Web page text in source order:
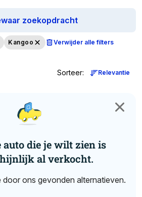
zoekopdracht
Kangoo Verwijder alle filters
Sorteer: Relevantie
auto die je wilt zien is
al verkocht.
door ons gevonden alternatieven.